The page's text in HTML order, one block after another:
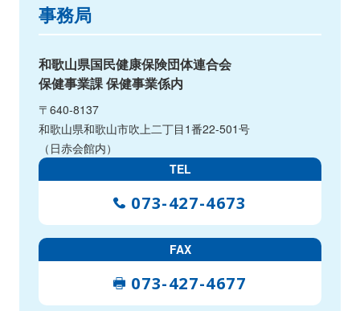
事務局
和歌山県国民健康保険団体連合会
保健事業課 保健事業係内
〒640-8137
和歌山県和歌山市吹上二丁目1番22-501号
（日赤会館内）
TEL
073-427-4673
FAX
073-427-4677